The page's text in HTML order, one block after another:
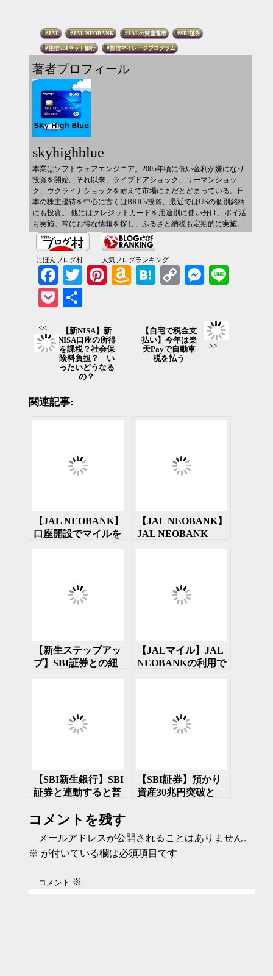
JAL JAL NEOBANK JALの資産運用 SBI証券
住信SBIネット銀行 投信マイレージプログラム
著者プロフィール
skyhighblue
本業はソフトウェアエンジニア。2005年頃に低い金利が嫌になり
投資を開始。それ以来、ライブドアショック、リーマンショッ
ク、ウクライナショックを耐えて市場にまだとどまっている。日
本の株主優待を中心に古くはBRICs投資、最近ではUSの個別銘柄
にも投資。 他にはクレジットカードを用途別に使い分け、ポイ活
も実施。常にお得な情報を探し、ふるさと納税も定期的に実施。
にほんブログ村 人気ブログランキング
FacebookTwitter PinterestAmazonHatena
Copy
Messenger
Pocket
<<
【新NISA】新
NISA口座の所得
を課税？社会保
険料負担？ い
ったいどうなる
の？
【自宅で税金支
払い】今年は楽
天Payで自動車
税を払う
>>
関連記事:
【JAL NEOBANK】
口座開設でマイルを
【JAL NEOBANK】
JAL NEOBANK
倍貯まる
【新生ステップアッ
プ】SBI証券との紐
【JALマイル】JAL
NEOBANKの利用で
【SBI新生銀行】SBI
証券と連動すると普
に でも住信SBIネ
るけど可能なの？
【SBI証券】預かり
資産30兆円突破と
コメントを残す
メールアドレスが公開されることはありません。
※ が付いている欄は必須項目です
コメント ※